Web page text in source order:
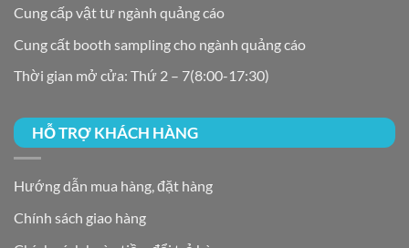
Cung cấp vật tư ngành quảng cáo
Cung cất booth sampling cho ngành quảng cáo
Thời gian mở cửa: Thứ 2 – 7(8:00-17:30)
HỖ TRỢ KHÁCH HÀNG
Hướng dẫn mua hàng, đặt hàng
Chính sách giao hàng